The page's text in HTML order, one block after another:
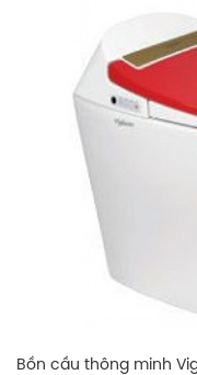
Bồn cầu thông minh